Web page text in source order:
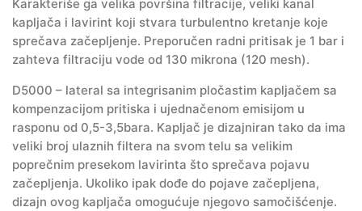
Karakteriše ga velika površina filtracije, veliki kanal
kapljača i lavirint koji stvara turbulentno kretanje koje
sprečava začepljenje. Preporučen radni pritisak je 1 bar i
zahteva filtraciju vode od 130 mikrona (120 mesh).
D5000 – lateral sa integrisanim pločastim kapljačem sa
kompenzacijom pritiska i ujednačenom emisijom u
rasponu od 0,5-3,5bara. Kapljač je dizajniran tako da ima
veliki broj ulaznih filtera na svom telu sa velikim
poprečnim presekom lavirinta što sprečava pojavu
začepljenja. Ukoliko ipak dođe do pojave začepljena,
dizajn ovog kapljača omogućuje njegovo samočišćenje.